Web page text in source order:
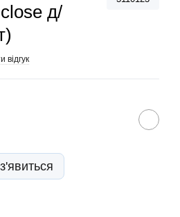
д/
відгук